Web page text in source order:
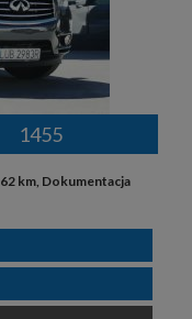
1455
km, Dokumentacja